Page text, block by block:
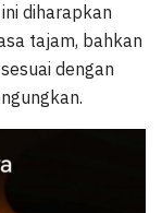
diharapkan
tajam, bahkan
dengan